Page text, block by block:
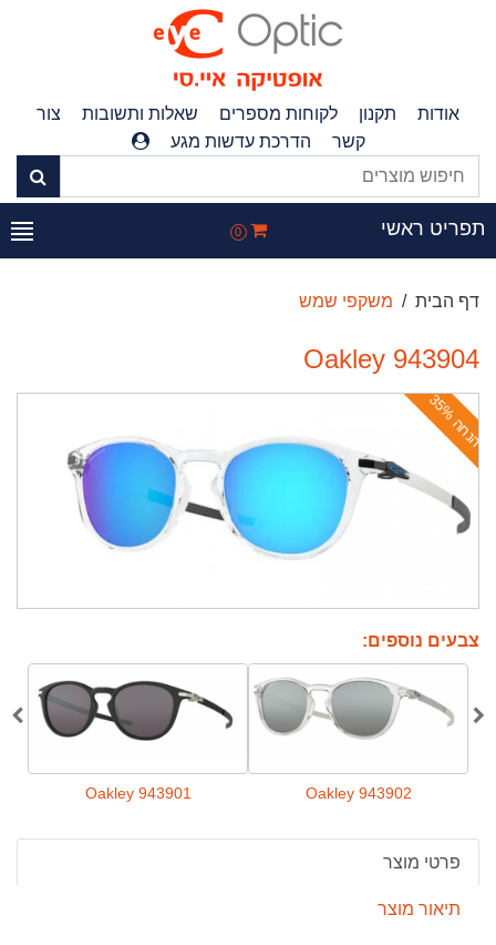
אודות תקנון לקוחות מספרים שאלות ותשובות
צור
קשר
הדרכת עדשות מגע
ראשי 0
דף הבית משקפי שמש
Oakley 943904
ה
נ
ח
ה
3
5
צבעים נוספים:
Oakley 943902
Oakley 943901
פרטי מוצר
תיאור מוצר